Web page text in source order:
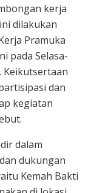
kerja
dilakukan
Pramuka
pada Selasa-
Keikutsertaan
dan
kegiatan
dalam
dukungan
Kemah Bakti